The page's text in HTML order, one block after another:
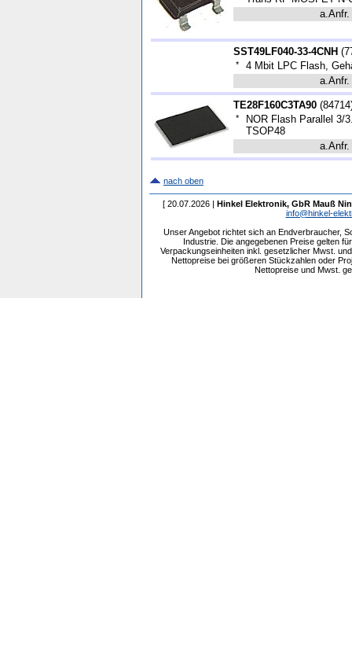
a.Anfr.
SST49LF040-33-4CNH (
*
4 Mbit LPC Flash,
a.Anfr.
TE28F160C3TA90 (84714
*
NOR Flash Parallel 3/
TSOP48
a.Anfr.
nach oben
[ 20.07.2026 | Hinkel Elektronik, GbR Mauß
info@hinkel-
Unser Angebot richtet sich an Endverbraucher,
Industrie. Die angegebenen Preise gelten
Verpackungseinheiten inkl. gesetzlicher Mwst.
Nettopreise bei größeren Stückzahlen oder
Nettopreise und Mwst.